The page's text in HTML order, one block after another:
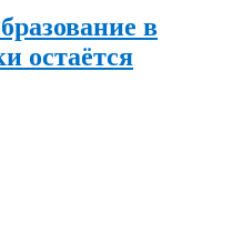
в
остаётся